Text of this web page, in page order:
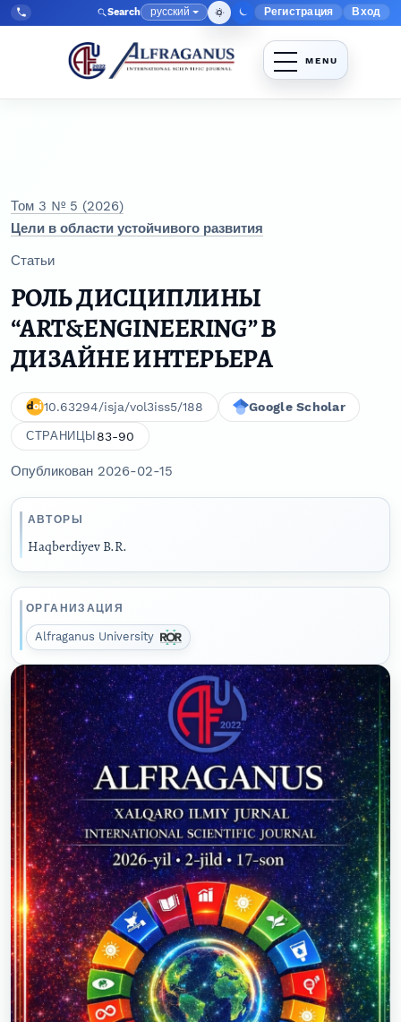
Перейти к главному меню навигации
Перейти к основному контенту
Перейти к нижнему колонтитулу сайта
Tel:
+998903350930 Search Язык
русский Меню
Регистрация Вход
Том 3 № 5 (2026)
Цели в области устойчивого развития
Статьи
РОЛЬ ДИСЦИПЛИНЫ
“ART&ENGINEERING” В
ДИЗАЙНЕ ИНТЕРЬЕРА
10.63294/isja/vol3iss5/188 Google Scholar
СТРАНИЦЫ 83-90
Опубликован 2026-02-15
АВТОРЫ
Haqberdiyev B.R.
ОРГАНИЗАЦИЯ
Alfraganus University